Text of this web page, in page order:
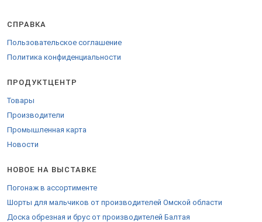
СПРАВКА
Пользовательское соглашение
Политика конфиденциальности
ПРОДУКТЦЕНТР
Товары
Производители
Промышленная карта
Новости
НОВОЕ НА ВЫСТАВКЕ
Погонаж в ассортименте
Шорты для мальчиков от производителей Омской области
Доска обрезная и брус от производителей Балтая